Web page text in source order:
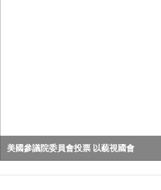
銅價近曆史高位 剛果（金）暫停出口銅
美國參議院委員會投票 以藐視國會
印度批准32億新元沼氣增產計劃 推
同意霍爾木茲海峽劃一通行航道 伊
熱浪沖擊 意大利首次對全部監測城